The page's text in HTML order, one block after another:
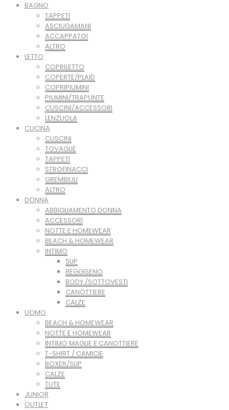
BAGNO
TAPPETI
ASCIUGAMANI
ACCAPPATOI
ALTRO
LETTO
COPRILETTO
COPERTE/PLAID
COPRIPIUMINI
PIUMINI/TRAPUNTE
CUSCINI/ACCESSORI
LENZUOLA
CUCINA
CUSCINI
TOVAGLIE
TAPPETI
STROFINACCI
GREMBIULI
ALTRO
DONNA
ABBIGLIAMENTO DONNA
ACCESSORI
NOTTE E HOMEWEAR
BEACH & HOMEWEAR
INTIMO
SLIP
REGGISENO
BODY /SOTTOVESTI
CANOTTIERE
CALZE
UOMO
BEACH & HOMEWEAR
NOTTE E HOMEWEAR
INTIMO MAGLIE E CANOTTIERE
T-SHIRT / CAMICIE
BOXER/SLIP
CALZE
TUTE
JUNIOR
OUTLET